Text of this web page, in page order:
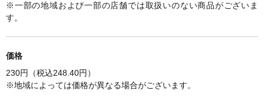
※一部の地域および一部の店舗では取扱いのない商品がございま
す。
価格
230円（税込248.40円）
※地域によっては価格が異なる場合がございます。